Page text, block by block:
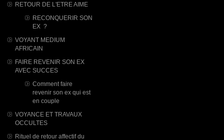
RETOUR DE L'ETRE AIME
RECONQUERIR SON
EX ?
VOYANT MEDIUM
AFRICAIN
FAIRE REVENIR SON EX
AVEC SUCCES
Comment faire
revenir son ex qui est
en couple
VOYANCE ET TRAVAUX
OCCULTES
Rituel de retour affectif du